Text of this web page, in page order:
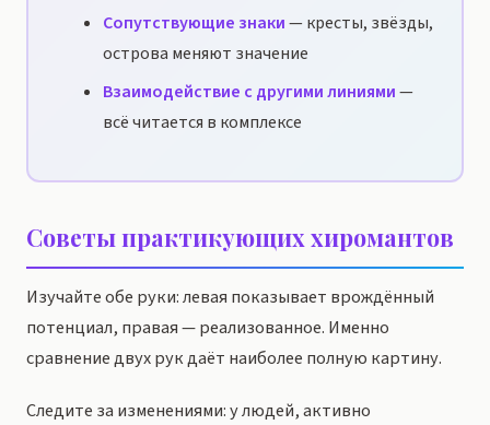
Сопутствующие знаки— кресты, звёзды,
острова меняют значение
Взаимодействие с другими линиями—
всё читается в комплексе
Советы практикующих хиромантов
Изучайте обе руки: левая показывает врождённый
потенциал, правая — реализованное. Именно
сравнение двух рук даёт наиболее полную картину.
Следите за изменениями: у людей, активно